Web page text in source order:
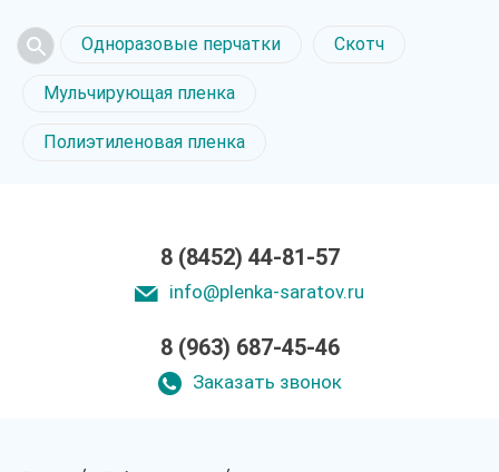
Одноразовые перчатки Скотч
Мульчирующая пленка
Полиэтиленовая пленка
8 (8452) 44-81-57
info@plenka-saratov.ru
8 (963) 687-45-46
Заказать звонок